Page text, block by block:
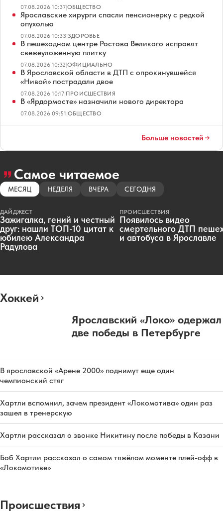
07.08.2026 10:37|ОБЩЕСТВО
Ярославские хирурги спасли пенсионерку с редкой
опухолью
07.08.2026 10:33|ЗДОРОВЬЕ
В пешеходном центре Ростова Великого исправят
свежеуложенную плитку
07.08.2026 10:32|ОФИЦИАЛЬНО
В Ярославской области в ДТП с опрокинувшейся
«Нивой» пострадали двое
07.08.2026 10:17|ПРОИСШЕСТВИЯ
В «Ярдормосте» назначили нового директора
07.08.2026 09:51|ОБЩЕСТВО
Больше новостей
Самое читаемое
МЕСЯЦ НЕДЕЛЯ ВЧЕРА СЕГОДНЯ
ДАЙДЖЕСТ
Зажигалка, гений и честный
друг: нашли ТОП-10 цитат к
юбилею Александра
Радулова
ПРОИСШЕСТВИЯ
Появилось видео
смертельного ДТП
и автобуса в Ярославле
Хоккей
Ярославский «Локо» одержал
две победы в Петербурге
В ярославской «Арене 2000» поднимут еще один
чемпионский стяг
Хартли вспомнил, зачем президент «Локомотива» один раз
зашел в тренерскую
Хартли рассказал о звонке Никитину после победы в Казани
Боб Хартли рассказал о самом тяжёлом моменте плей-офф в
«Локомотиве»
Происшествия